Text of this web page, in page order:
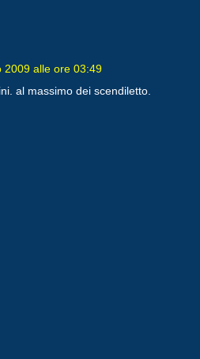
2009 alle ore 03:49
al massimo dei scendiletto.